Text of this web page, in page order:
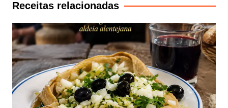
Receitas relacionadas